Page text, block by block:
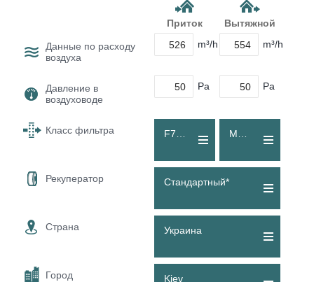
Приток Вытяжной
Данные по расходу
воздуха
m³/h m³/h
Давление в
воздуховоде
Pa Pa
Класс фильтра
Рекуператор Стандартный*
Страна Украина
Город Kiev